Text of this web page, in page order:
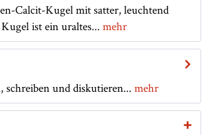
Calcit-Kugel mit satter, leuchtend
ist ein uraltes... mehr
schreiben und diskutieren... mehr